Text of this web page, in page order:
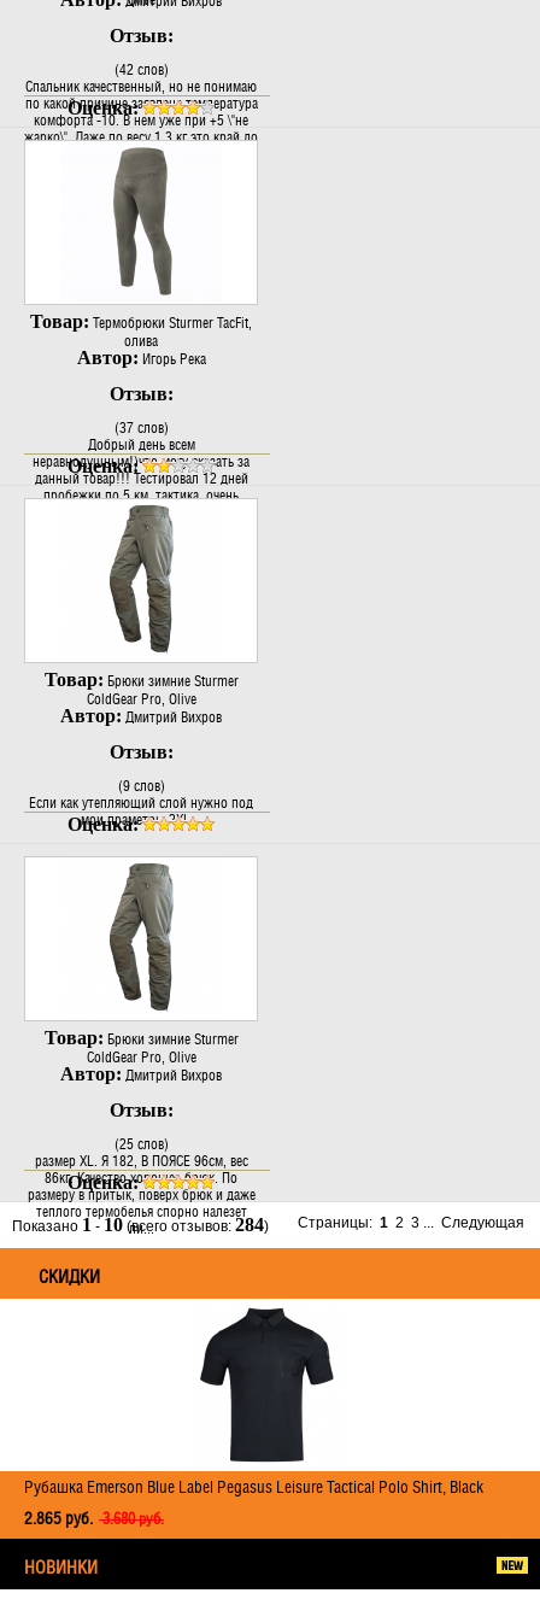
Отзыв:
(42 слов)
Спальник качественный, но не понимаю
по какой причине заявлена температура
комфорта -10. В нем уже при +5 \"не
жарко\". Даже по весу 1.3 кг это край до
0 градусов. Лично я считаю интервал
его температуры от +10 до +3, но не
ниже 0 градусов. Замерз..
Оценка:
Товар: Термобрюки Sturmer TacFit,
олива
Автор: Игорь Река
Отзыв:
(37 слов)
Добрый день всем
неравнодушным!)что могу сказать за
данный товар!!! Тестировал 12 дней
пробежки по 5 км ,тактика ,очень
удобные сохнут быстро , насчет
заявленных температур спорный
вопрос ,тело сухое это главное за свои
деньги функционал неплохой! Но..
Оценка:
Товар: Брюки зимние Sturmer
ColdGear Pro, Olive
Автор: Дмитрий Вихров
Отзыв:
(9 слов)
Если как утепляющий слой нужно под
мои праметры 2XL...
Оценка:
Товар: Брюки зимние Sturmer
ColdGear Pro, Olive
Автор: Дмитрий Вихров
Отзыв:
(25 слов)
размер XL. Я 182, В ПОЯСЕ 96см, вес
86кг. Качество хорошее брюк. По
размеру в притык, поверх брюк и даже
теплого термобелья спорно налезет
ли...
Оценка:
Страницы: 1 2 3 ... Следующая
Показано 1 - 10 (всего отзывов: 284)
СКИДКИ
Рубашка Emerson Blue Label Pegasus Leisure Tactical Polo Shirt, Black
2.865 руб. 3.680 руб.
НОВИНКИ